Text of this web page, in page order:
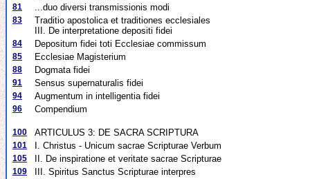
81 ...duo diversi transmissionis modi
83
Traditio apostolica et traditiones ecclesiales
III. De interpretatione depositi fidei
84 Depositum fidei toti Ecclesiae commissum
85 Ecclesiae Magisterium
88 Dogmata fidei
91 Sensus supernaturalis fidei
94 Augmentum in intelligentia fidei
96 Compendium
100 ARTICULUS 3: DE SACRA SCRIPTURA
101 I. Christus - Unicum sacrae Scripturae Verbum
105 II. De inspiratione et veritate sacrae Scripturae
109 III. Spiritus Sanctus Scripturae interpres